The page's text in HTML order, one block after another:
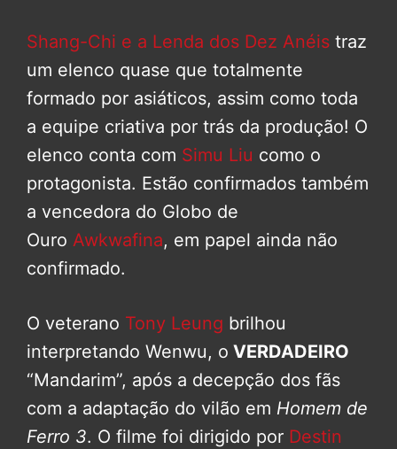
Shang-Chi e a Lenda dos Dez Anéis traz
um elenco quase que totalmente
formado por asiáticos, assim como toda
a equipe criativa por trás da produção! O
elenco conta com Simu Liu como o
protagonista. Estão confirmados também
a vencedora do Globo de
Ouro Awkwafina, em papel ainda não
confirmado.
O veterano Tony Leung brilhou
interpretando Wenwu, o VERDADEIRO
“Mandarim”, após a decepção dos fãs
com a adaptação do vilão em Homem de
Ferro 3. O filme foi dirigido por Destin